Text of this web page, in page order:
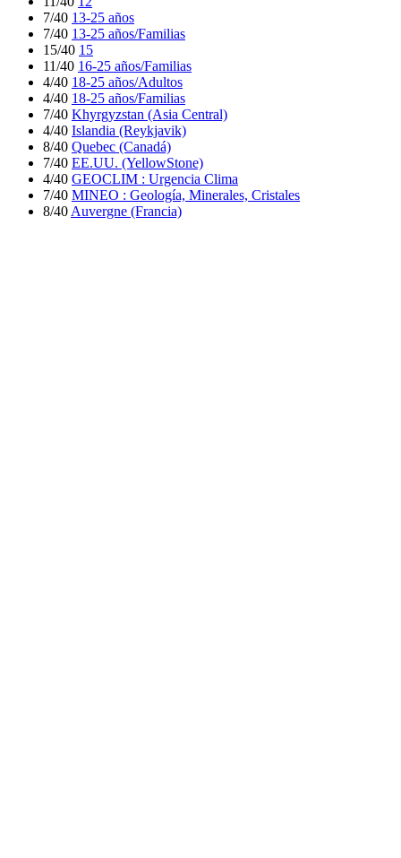
7/40 13-25 años
7/40 13-25 años/Familias
15/40 15
11/40 16-25 años/Familias
4/40 18-25 años/Adultos
4/40 18-25 años/Familias
7/40 Khyrgyzstan (Asia Central)
4/40 Islandia (Reykjavik)
8/40 Quebec (Canadá)
7/40 EE.UU. (YellowStone)
4/40 GEOCLIM : Urgencia Clima
7/40 MINEO : Geología, Minerales, Cristales
8/40 Auvergne (Francia)